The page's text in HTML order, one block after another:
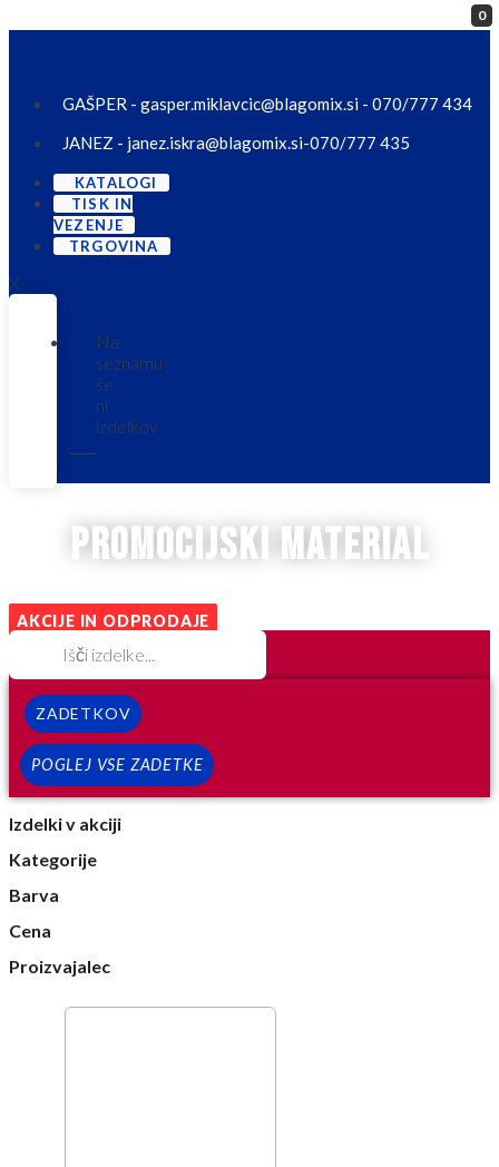
GAŠPER - gasper.miklavcic@blagomix.si - 070/777 434
JANEZ - janez.iskra@blagomix.si-070/777 435
KATALOGI
TISK IN
VEZENJE
TRGOVINA
0
X
Na
seznamu
še
ni
izdelkov
promocijski material
AKCIJE IN ODPRODAJE
ZADETKOV
POGLEJ VSE ZADETKE
Izdelki v akciji
Kategorije
Barva
Cena
Proizvajalec